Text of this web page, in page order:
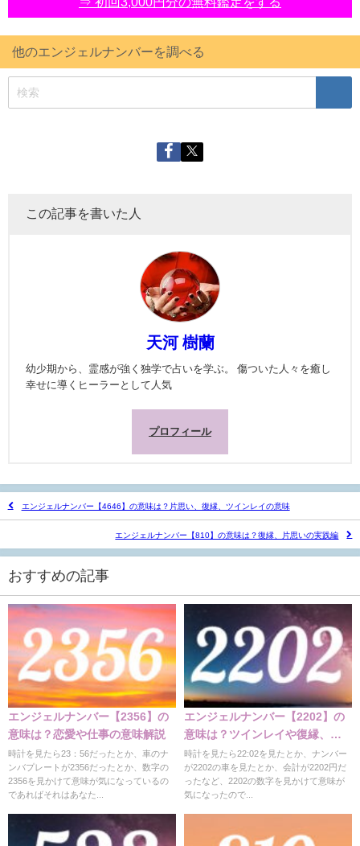
他のエンジェルナンバーを調べる
この記事を書いた人
天河 樹蘭
幼少期から、霊感が強く独学で占いを学ぶ。 傷ついた人々を癒し
幸せに導くヒーラーとして人気
プロフィール
エンジェルナンバー【4646】の意味は？片思い、復縁、ツインレイの意味
エンジェルナンバー【810】の意味は？復縁、片思いの実践編
おすすめの記事
エンジェルナンバー【2356】の
意味は？恋愛や仕事の意味解説
時計を見たら23：56だったとか、車のナ
ンバプレートが2356だったとか、数字の
2356を見かけて意味が気になっているの
であればそれはあなた...
エンジェルナンバー【2202】の
意味は？ツインレイや復縁、仕
事の意味
時計を見たら22:02を見たとか、ナンバー
が2202の車を見たとか、会計が2202円だ
ったなど、2202の数字を見かけて意味が
気になったので...